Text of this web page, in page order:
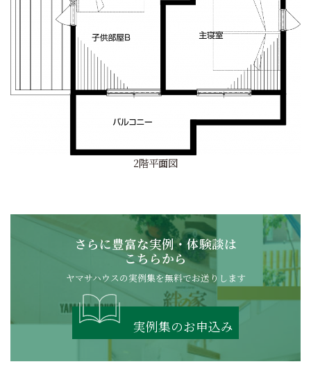
2階平面図
さらに豊富な実例・体験談は
こちらから
ヤマサハウスの実例集を無料でお送りします
実例集のお申込み